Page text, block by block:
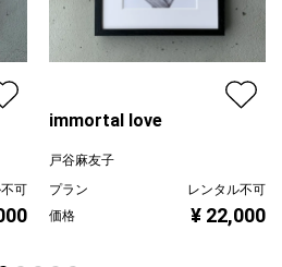
可
immortal love
戸谷麻友子
プラン
レンタル不可
価格
¥ 22,000